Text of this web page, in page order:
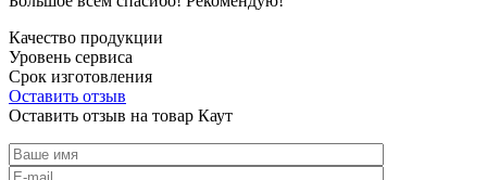
Качество продукции
Уровень сервиса
Срок изготовления
Оставить отзыв
Оставить отзыв на товар Каут